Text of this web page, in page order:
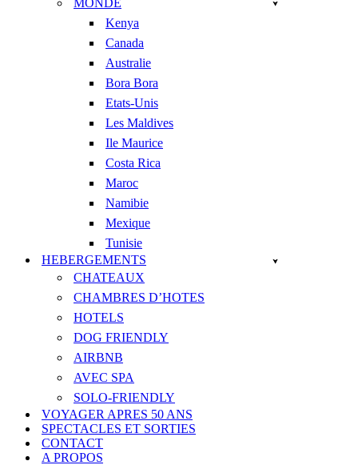
MONDE
Kenya
Canada
Australie
Bora Bora
Etats-Unis
Les Maldives
Ile Maurice
Costa Rica
Maroc
Namibie
Mexique
Tunisie
HEBERGEMENTS
CHATEAUX
CHAMBRES D’HOTES
HOTELS
DOG FRIENDLY
AIRBNB
AVEC SPA
SOLO-FRIENDLY
VOYAGER APRES 50 ANS
SPECTACLES ET SORTIES
CONTACT
A PROPOS